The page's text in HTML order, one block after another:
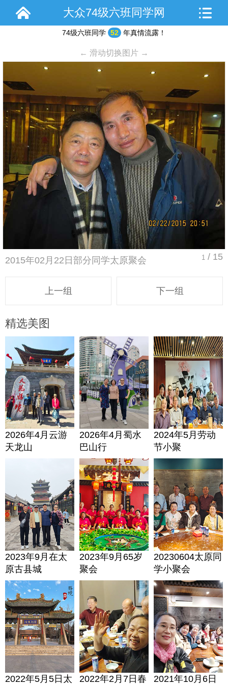
大众74级六班同学网
74级六班同学 52 年真情流露！
← 滑动切换图片 →
1 / 15
2015年02月22日部分同学太原聚会
上一组 下一组
精选美图
2026年4月云游
天龙山
2026年4月蜀水
巴山行
2024年5月劳动
节小聚
2023年9月在太
原古县城
2023年9月65岁
聚会
20230604太原同
学小聚会
2022年5月5日太 2022年2月7日春 2021年10月6日